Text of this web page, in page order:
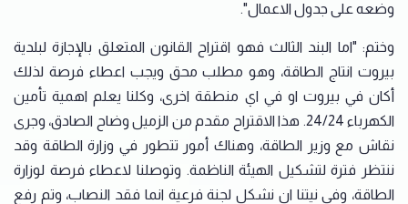
وضعه على جدول الاعمال".
وختم: "اما البند الثالث فهو اقتراح القانون المتعلق بالإجازة لبلدية
بيروت انتاج الطاقة، وهو مطلب محق ويجب اعطاء فرصة لذلك
أكان في بيروت او في اي منطقة اخرى، وكلنا يعلم اهمية تأمين
الكهرباء 24/24. هذا الاقتراح مقدم من الزميل وضاح الصادق، وجرى
نقاش مع وزير الطاقة، وهناك أمور تتطور في وزارة الطاقة وقد
ننتظر فترة لتشكيل الهيئة الناظمة. وتوصلنا لاعطاء فرصة لوزارة
الطاقة، وفي نيتنا ان نشكل لجنة فرعية انما فقد النصاب، وتم رفع